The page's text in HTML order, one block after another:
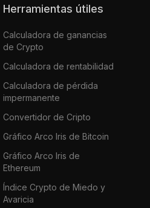
Herramientas útiles
Calculadora de ganancias
de Crypto
Calculadora de rentabilidad
Calculadora de pérdida
impermanente
Convertidor de Cripto
Gráfico Arco Iris de Bitcoin
Gráfico Arco Iris de
Ethereum
Índice Crypto de Miedo y
Avaricia